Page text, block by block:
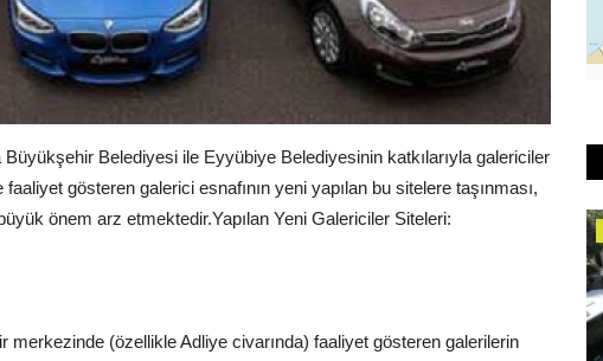
Büyükşehir Belediyesi ile Eyyübiye Belediyesinin katkılarıyla galericiler
gösteren galerici esnafının yeni yapılan bu sitelere taşınması,
önem arz etmektedir.Yapılan Yeni Galericiler Siteleri:
merkezinde (özellikle Adliye civarında) faaliyet gösteren galerilerin
Yaşam